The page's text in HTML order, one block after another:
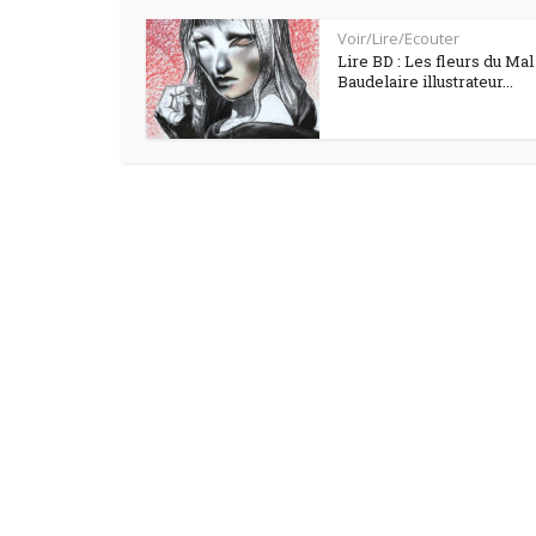
Voir/Lire/Ecouter
Lire BD : Les fleurs du
Baudelaire illustrateur...